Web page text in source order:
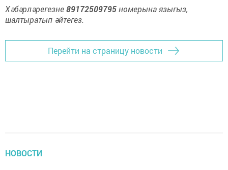
Хәбәрләрегезне89172509795номерына языгыз,
шалтыратып әйтегез.
Перейти на страницу новости
НОВОСТИ